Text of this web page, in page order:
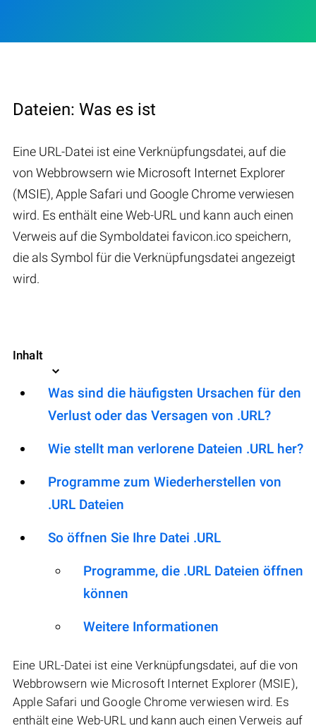
Dateien: Was es ist
Eine URL-Datei ist eine Verknüpfungsdatei, auf die
von Webbrowsern wie Microsoft Internet Explorer
(MSIE), Apple Safari und Google Chrome verwiesen
wird. Es enthält eine Web-URL und kann auch einen
Verweis auf die Symboldatei favicon.ico speichern,
die als Symbol für die Verknüpfungsdatei angezeigt
wird.
Inhalt
Was sind die häufigsten Ursachen für den
Verlust oder das Versagen von .URL?
Wie stellt man verlorene Dateien .URL her?
Programme zum Wiederherstellen von
.URL Dateien
So öffnen Sie Ihre Datei .URL
Programme, die .URL Dateien öffnen
können
Weitere Informationen
Eine URL-Datei ist eine Verknüpfungsdatei, auf die von
Webbrowsern wie Microsoft Internet Explorer (MSIE),
Apple Safari und Google Chrome verwiesen wird. Es
enthält eine Web-URL und kann auch einen Verweis auf